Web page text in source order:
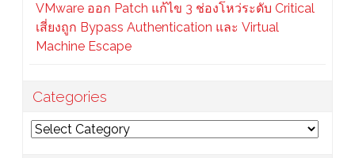
VMware ออก Patch แก้ไข 3 ช่องโหว่ระดับ Critical
เสี่ยงถูก Bypass Authentication และ Virtual
Machine Escape
Categories
Categories